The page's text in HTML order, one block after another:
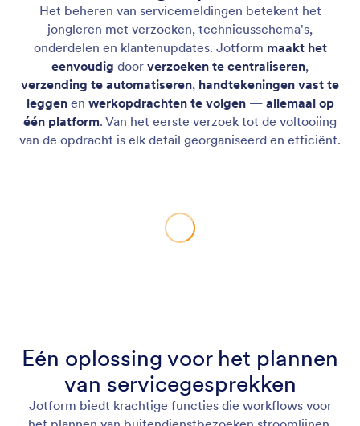
Het beheren van servicemeldingen betekent het
jongleren met verzoeken, technicusschema's,
onderdelen en klantenupdates. Jotform maakt het
eenvoudig door verzoeken te centraliseren,
verzending te automatiseren, handtekeningen vast te
leggenen werkopdrachten te volgen— allemaal op
één platform. Van het eerste verzoek tot de voltooiing
van de opdracht is elk detail georganiseerd en efficiënt.
Eén oplossing voor het plannen
van servicegesprekken
Jotform biedt krachtige functies die workflows voor